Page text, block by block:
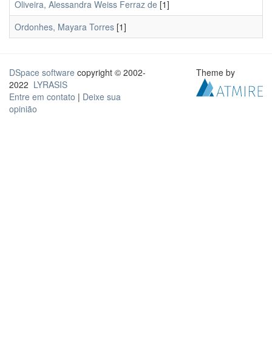
Oliveira, Alessandra Weiss Ferraz de [1]
Ordonhes, Mayara Torres [1]
DSpace software copyright © 2002-
2022 LYRASIS
Entre em contato | Deixe sua
opinião
Theme by